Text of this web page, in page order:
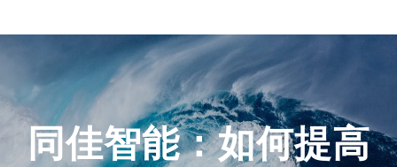
同佳智能：如何提高